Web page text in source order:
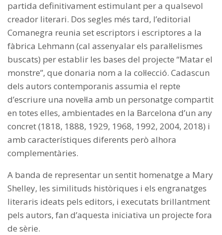
partida definitivament estimulant per a qualsevol
creador literari. Dos segles més tard, l’editorial
Comanegra reunia set escriptors i escriptores a la
fàbrica Lehmann (cal assenyalar els paral·lelismes
buscats) per establir les bases del projecte “Matar el
monstre”, que donaria nom a la col·lecció. Cadascun
dels autors contemporanis assumia el repte
d’escriure una novel·la amb un personatge compartit
en totes elles, ambientades en la Barcelona d’un any
concret (1818, 1888, 1929, 1968, 1992, 2004, 2018) i
amb característiques diferents però alhora
complementàries.
A banda de representar un sentit homenatge a Mary
Shelley, les similituds històriques i els engranatges
literaris ideats pels editors, i executats brillantment
pels autors, fan d’aquesta iniciativa un projecte fora
de sèrie.